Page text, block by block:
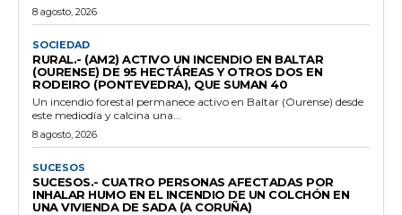
8 agosto, 2026
SOCIEDAD
RURAL.- (AM2) ACTIVO UN INCENDIO EN BALTAR
(OURENSE) DE 95 HECTÁREAS Y OTROS DOS EN
RODEIRO (PONTEVEDRA), QUE SUMAN 40
Un incendio forestal permanece activo en Baltar (Ourense) desde
este mediodía y calcina una...
8 agosto, 2026
SUCESOS
SUCESOS.- CUATRO PERSONAS AFECTADAS POR
INHALAR HUMO EN EL INCENDIO DE UN COLCHÓN EN
UNA VIVIENDA DE SADA (A CORUÑA)